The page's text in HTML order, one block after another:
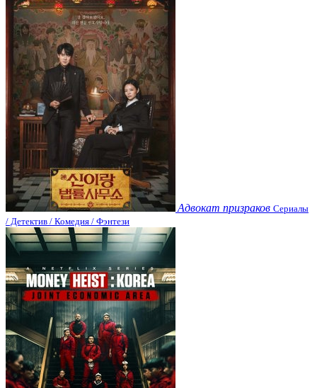
Адвокат призраков Сериалы
/ Детектив / Комедия / Фэнтези